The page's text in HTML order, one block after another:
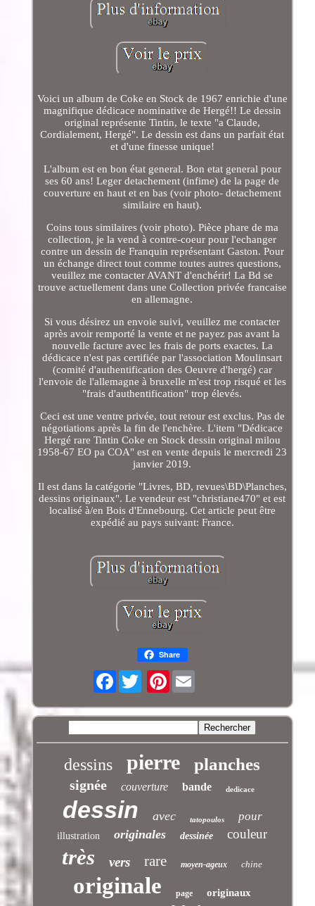
Voici un album de Coke en Stock de 1967 enrichie d'une
magnifique dédicace nominative de Hergé!! Le dessin
original représente Tintin, le texte "a Claude,
Cordialement, Hergé". Le dessin est dans un parfait état
et d'une finesse unique!
L'album est en bon état general. Bon etat general pour
ses 60 ans! Leger detachement (infime) de la page de
couverture en haut et en bas (voir photo- detachement
similaire en haut).
Coins tous similaires (voir photo). Pièce phare de ma
collection, je la vend à contre-coeur pour l'echanger
contre un dessin de Franquin représentant Gaston. Pour
un échange direct tout comme toutes autres questions,
veuillez me contacter AVANT d'enchérir! La Bd se
trouve actuellement dans une Collection privée francaise
en allemagne.
Si vous désirez un envoie suivi, veuillez me contacter
après avoir remporté la vente et ne payez pas avant la
nouvelle facture avec les frais de ports exactes. La
dédicace n'est pas certifiée par l'association Moulinsart
(comité d'authentification des Oeuvre d'hergé) car
l'envoie de l'allemagne à bruxelle m'est trop risqué et les
"frais d'authentification" trop élevés.
Ceci est une ventre privée, tout retour est exclus. Pas de
négotiations après la fin de l'enchère. L'item "Dédicace
Hergé rare Tintin Coke en Stock dessin original milou
1958-67 EO pa COA" est en vente depuis le mercredi 23
janvier 2019.
Il est dans la catégorie "Livres, BD, revues\BD\Planches,
dessins originaux". Le vendeur est "christiane470" et est
localisé à/en Bois d'Ennebourg. Cet article peut être
expédié au pays suivant: France.
Share
Facebook Pinterest
dessins pierre planches
signée couverture bande dedicace
dessin avec tatopoulos pour
illustration originales dessinée couleur
très vers rare moyen-ageux chine
originale page originaux